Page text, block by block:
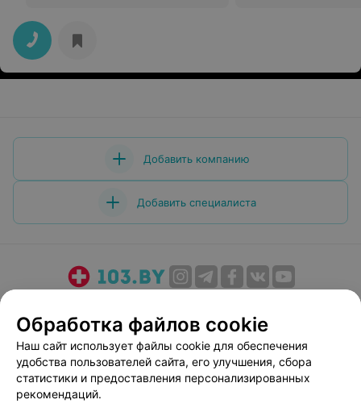
Добавить компанию
Добавить специалиста
Медицинский маркетинг
Публичный договор
Пользовательское соглашение
Способы оплаты
Вакансии
Партнеры
Обработка файлов cookie
Наш сайт использует файлы cookie для обеспечения
удобства пользователей сайта, его улучшения, сбора
статистики и предоставления персонализированных
рекомендаций.